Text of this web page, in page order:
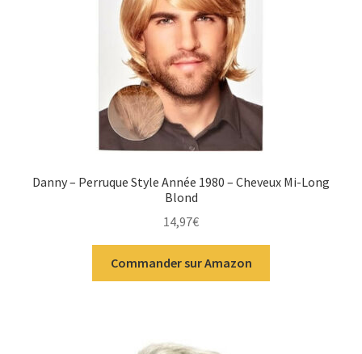
Danny – Perruque Style Année 1980 – Cheveux Mi-Long
Blond
14,97€
Commander sur Amazon